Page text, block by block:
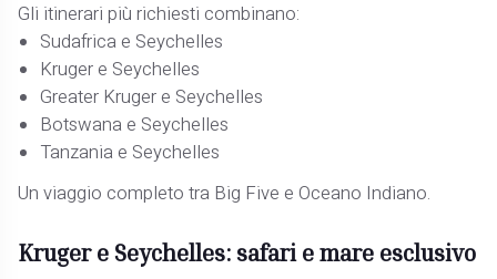
Gli itinerari più richiesti combinano:
Sudafrica e Seychelles
Kruger e Seychelles
Greater Kruger e Seychelles
Botswana e Seychelles
Tanzania e Seychelles
Un viaggio completo tra Big Five e Oceano Indiano.
Kruger e Seychelles: safari e mare esclusivo